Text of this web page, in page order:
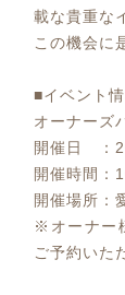
載な貴重な
この機会に
■イベント
オーナーズ
開催日 ：
開催時間：
開催場所：
※オーナー
ご予約いた